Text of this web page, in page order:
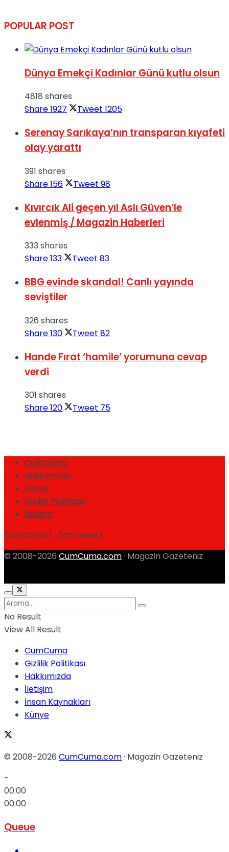
POPULAR POST
Dünya Emekçi Kadınlar Günü kutlu olsun
4818 shares
Share1927 Tweet 1205
Serenay Sarıkaya’nın transparan kıyafeti
olay yarattı
391 shares
Share156 Tweet 98
Kıvırcık Ali geçen yıl Aslı Güven’le
evlenmiş / Magazin Haberleri
333 shares
Share133 Tweet 83
BBG evinde skandal! Canlı yayında
seviştiler
326 shares
Share130 Tweet 82
Hande Fırat ‘hamile’ yorumuna cevap
verdi
301 shares
Share120 Tweet 75
CumCuma
Hakkımızda
Künye
Gizlilik Politikası
İletişim
CumCuma | (xml news)
© 2008-2026 CumCuma.com · Magazin Gazeteniz
No Result
View All Result
CumCuma
Gizlilik Politikası
Hakkımızda
İletişim
İnsan Kaynakları
Künye
© 2008-2026 CumCuma.com· Magazin Gazeteniz
-
00:00
00:00
Queue